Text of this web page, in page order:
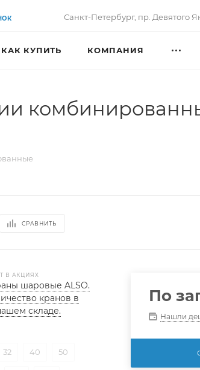
Санкт-Петербург, пр. Девятого
КАК КУПИТЬ КОМПАНИЯ
СРАВНИТЬ
В АКЦИЯХ
шаровые ALSO.
кранов в
складе.
32 40 50
По
Нашли